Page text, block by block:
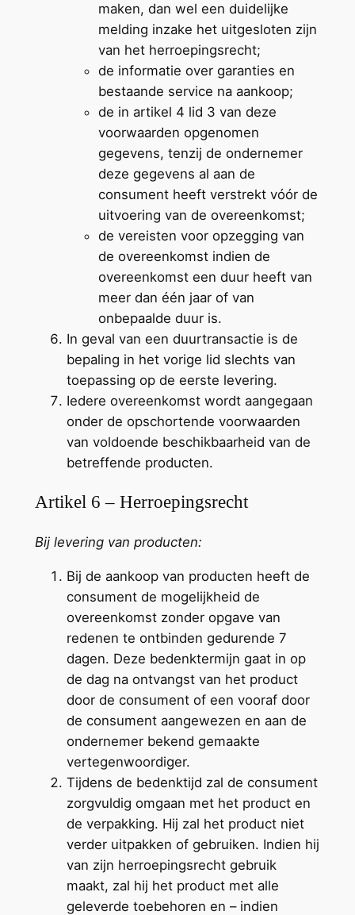
maken, dan wel een duidelijke
melding inzake het uitgesloten zijn
van het herroepingsrecht;
de informatie over garanties en
bestaande service na aankoop;
de in artikel 4 lid 3 van deze
voorwaarden opgenomen
gegevens, tenzij de ondernemer
deze gegevens al aan de
consument heeft verstrekt vóór de
uitvoering van de overeenkomst;
de vereisten voor opzegging van
de overeenkomst indien de
overeenkomst een duur heeft van
meer dan één jaar of van
onbepaalde duur is.
In geval van een duurtransactie is de
bepaling in het vorige lid slechts van
toepassing op de eerste levering.
Iedere overeenkomst wordt aangegaan
onder de opschortende voorwaarden
van voldoende beschikbaarheid van de
betreffende producten.
Artikel 6 – Herroepingsrecht
Bij levering van producten:
Bij de aankoop van producten heeft de
consument de mogelijkheid de
overeenkomst zonder opgave van
redenen te ontbinden gedurende 7
dagen. Deze bedenktermijn gaat in op
de dag na ontvangst van het product
door de consument of een vooraf door
de consument aangewezen en aan de
ondernemer bekend gemaakte
vertegenwoordiger.
Tijdens de bedenktijd zal de consument
zorgvuldig omgaan met het product en
de verpakking. Hij zal het product niet
verder uitpakken of gebruiken. Indien hij
van zijn herroepingsrecht gebruik
maakt, zal hij het product met alle
geleverde toebehoren en – indien